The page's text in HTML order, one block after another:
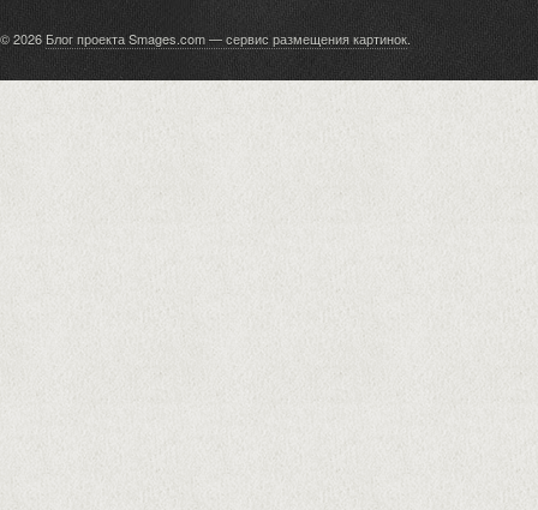
© 2026 Блог проекта Smages.com — сервис размещения картинок.